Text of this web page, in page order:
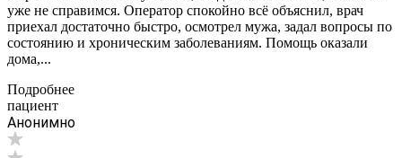
уже не справимся. Оператор спокойно всё объяснил, врач
приехал достаточно быстро, осмотрел мужа, задал вопросы по
состоянию и хроническим заболеваниям. Помощь оказали
дома,...
Подробнее
пациент
Анонимно